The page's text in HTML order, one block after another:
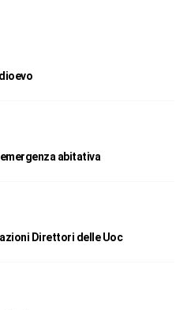
abitativa
Direttori delle Uoc